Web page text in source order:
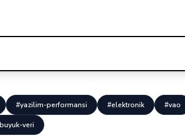
#yazilim-performansi #elektronik #vao
veri